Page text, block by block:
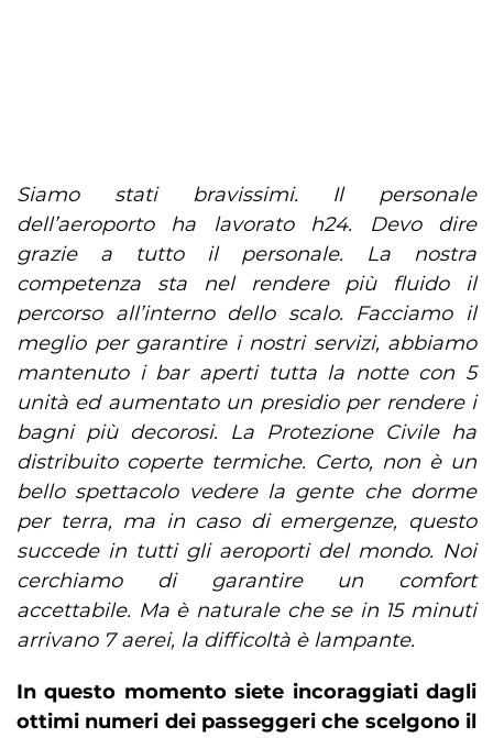
Siamo stati bravissimi. Il personale
dell’aeroporto ha lavorato h24. Devo dire
grazie a tutto il personale. La nostra
competenza sta nel rendere più fluido il
percorso all’interno dello scalo. Facciamo il
meglio per garantire i nostri servizi, abbiamo
mantenuto i bar aperti tutta la notte con 5
unità ed aumentato un presidio per rendere i
bagni più decorosi. La Protezione Civile ha
distribuito coperte termiche. Certo, non è un
bello spettacolo vedere la gente che dorme
per terra, ma in caso di emergenze, questo
succede in tutti gli aeroporti del mondo. Noi
cerchiamo di garantire un comfort
accettabile. Ma è naturale che se in 15 minuti
arrivano 7 aerei, la difficoltà è lampante.
In questo momento siete incoraggiati dagli
ottimi numeri dei passeggeri che scelgono il